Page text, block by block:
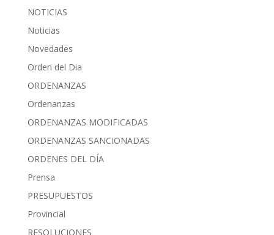
NOTICIAS
Noticias
Novedades
Orden del Dia
ORDENANZAS
Ordenanzas
ORDENANZAS MODIFICADAS
ORDENANZAS SANCIONADAS
ORDENES DEL DÍA
Prensa
PRESUPUESTOS
Provincial
RESOLUCIONES